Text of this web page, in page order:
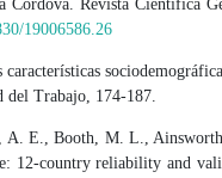
Revista Científica
19006586.26
del Trabajo, 174-187.
A. E., Booth, M. L.,
12-country reliability and